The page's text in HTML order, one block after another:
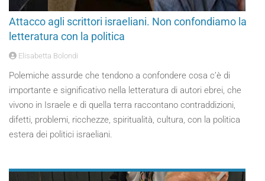
Attacco agli scrittori israeliani. Non confondiamo la
letteratura con la politica
Elisabetta Bolondi
Polemiche assurde che tendono a confondere cosa c’è di
importante e significativo nella letteratura di autori ebrei, che
vivono in Israele e di quella terra raccontano contraddizioni,
difetti, problemi, ricchezze, spiritualità, cultura, con la politica
estera dei politici israeliani.